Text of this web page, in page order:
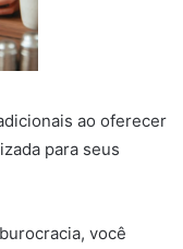
ao oferecer
para seus
você